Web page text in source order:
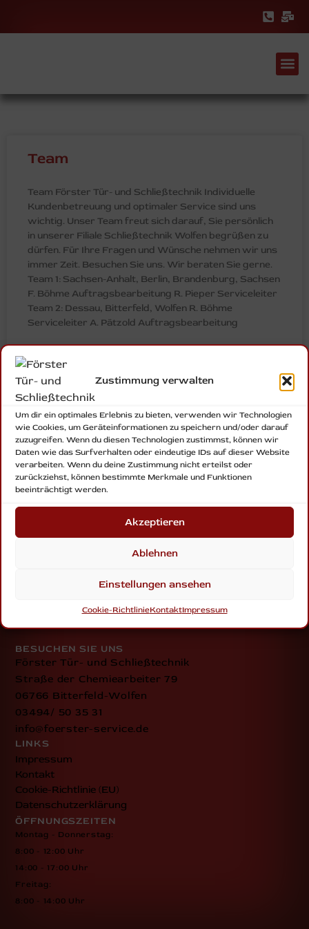
Zustimmung verwalten
Um dir ein optimales Erlebnis zu bieten, verwenden wir Technologien
wie Cookies, um Geräteinformationen zu speichern und/oder darauf
zuzugreifen. Wenn du diesen Technologien zustimmst, können wir
Daten wie das Surfverhalten oder eindeutige IDs auf dieser Website
verarbeiten. Wenn du deine Zustimmung nicht erteilst oder
zurückziehst, können bestimmte Merkmale und Funktionen
beeinträchtigt werden.
Akzeptieren
Ablehnen
Einstellungen ansehen
Cookie-RichtlinieKontaktImpressum
Team
Team Förster Tür- und Schließtechnik Individuelle
Kundenbetreuung und optimaler Service sind uns
wichtig. Unser Team freut sich darauf, Sie persönlich
in unserer Filiale Schließtechnik Wolfen begrüßen zu
dürfen. Für Ihre Fragen und Wünsche nehmen wir uns
immer Zeit. Besuchen Sie uns. Wir beraten Sie gerne.
Team 1: Sachsen-Anhalt, Berlin, Brandenburg, Sachsen
F. Böhme Auftragsbearbeitung R. Pieper Serviceleiter
Team 2: Dessau, Bitterfeld, Wolfen R. Böhme
Serviceleiter A. Pätzold Auftragsbearbeitung
Förster Tür- und Schließtechnik – Ihr verlässlicher
Partner für innovative, sichere und
Schlösser und Zugangssysteme. Wir öffnen Ihnen
die Tür zur Zukunft mit modernster Technik,
höchster Qualität und einem Service, der auf
Vertrauen und Sicherheit setzt.
BESUCHEN SIE UNS
Förster Tür- und Schließtechnik
Straße der Chemiearbeiter 79
06766 Bitterfeld-Wolfen
03494/ 50 35 31
info@foerster-service.de
LINKS
Impressum
Kontakt
Cookie-Richtlinie (EU)
Datenschutzerklärung
ÖFFNUNGSZEITEN
Montag - Donnerstag:
8:00 - 12:00 Uhr
14:00 - 17:00 Uhr
Freitag:
8:00 - 14:00 Uhr